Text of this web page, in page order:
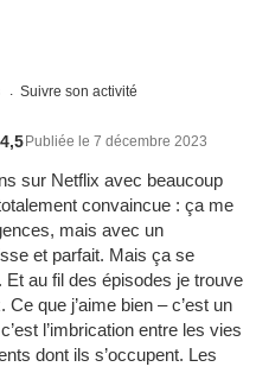
Suivre son activité
4,5Publiée le 7 décembre 2023
sur Netflix avec beaucoup
convaincue : ça me
mais avec un
et parfait. Mais ça se
Et au fil des épisodes je trouve
que j’aime bien – c’est un
l’imbrication entre les vies
dont ils s’occupent. Les